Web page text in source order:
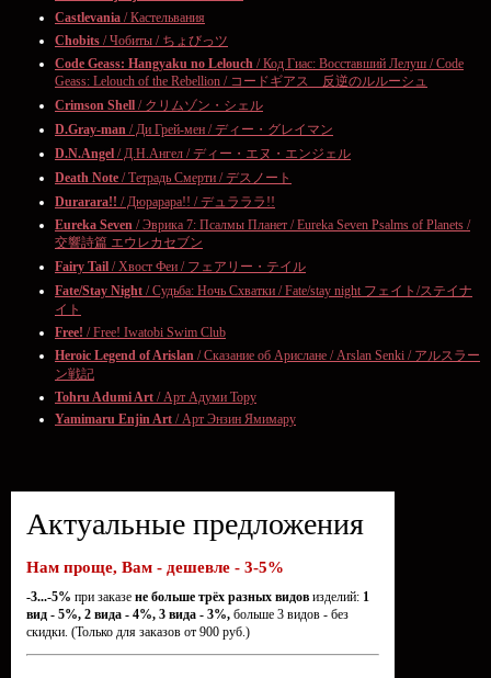
Castlevania / Кастельвания
Chobits / Чобиты / ちょびっツ
Code Geass: Hangyaku no Lelouch / Код Гиас: Восставший Лелуш / Code
Geass: Lelouch of the Rebellion / コードギアス 反逆のルルーシュ
Crimson Shell / クリムゾン・シェル
D.Gray-man / Ди Грей-мен / ディー・グレイマン
D.N.Angel / Д.Н.Ангел / ディー・エヌ・エンジェル
Death Note / Тетрадь Смерти / デスノート
Durarara!! / Дюрарара!! / デュラララ!!
Eureka Seven / Эврика 7: Псалмы Планет / Eureka Seven Psalms of Planets /
交響詩篇 エウレカセブン
Fairy Tail / Хвост Феи / フェアリー・テイル
Fate/Stay Night / Судьба: Ночь Схватки / Fate/stay night フェイト/ステイナ
イト
Free! / Free! Iwatobi Swim Club
Heroic Legend of Arislan / Сказание об Арислане / Arslan Senki / アルスラー
ン戦記
Tohru Adumi Art / Арт Адуми Тору
Yamimaru Enjin Art / Арт Энзин Ямимару
Актуальные предложения
Нам проще, Вам - дешевле - 3-5%
-3...-5% при заказе не больше трёх разных видов изделий: 1
вид - 5%, 2 вида - 4%, 3 вида - 3%, больше 3 видов - без
скидки. (Только для заказов от 900 руб.)